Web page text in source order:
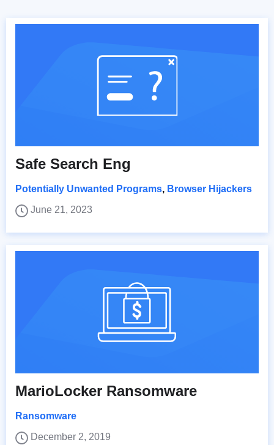
Safe Search Eng
Potentially Unwanted Programs, Browser Hijackers
June 21, 2023
MarioLocker Ransomware
Ransomware
December 2, 2019